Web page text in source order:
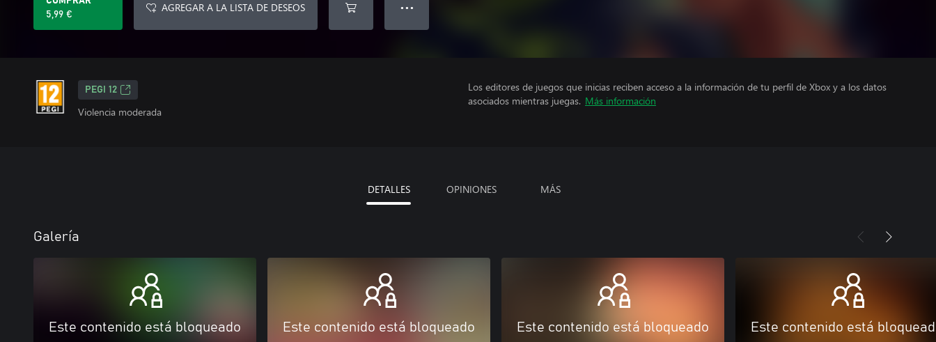
5,99 €
AGREGAR A LA LISTA DE DESEOS ● ● ●
PEGI 12
Violencia moderada
Los editores de juegos que inicias reciben acceso a la información de tu perfil de Xbox y a los datos
asociados mientras juegas. Más información
DETALLES OPINIONES MÁS
Galería
Este contenido está bloqueado Este contenido está bloqueado Este contenido está bloqueado Este contenido está